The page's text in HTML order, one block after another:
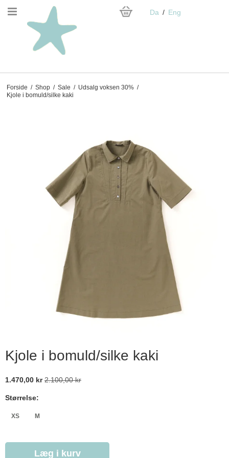
Da Eng
Forside / Shop / Sale / Udsalg voksen 30% /
Kjole i bomuld/silke kaki
Kjole i bomuld/silke kaki
1.470,00 kr 2.100,00 kr
Størrelse:
XS M
Læg i kurv